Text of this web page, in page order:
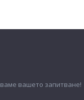
вашето запитване!